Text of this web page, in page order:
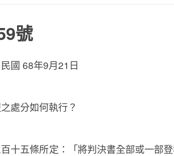
號
民國 68年9月21日
處分如何執行？
十五條所定：「將判決書全部或一部